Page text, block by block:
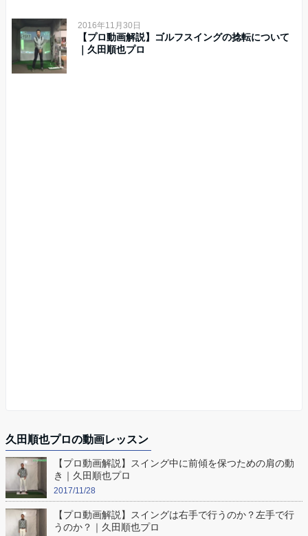
2016年11月30日
【プロ動画解説】ゴルフスイングの捻転について
｜久田順也プロ
久田順也プロの動画レッスン
【プロ動画解説】スイング中に前傾を保つための肩の動
き｜久田順也プロ
2017/11/28
【プロ動画解説】スイングは右手で行うのか？左手で行
うのか？｜久田順也プロ